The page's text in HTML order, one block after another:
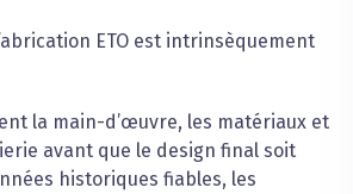
ETO est intrinsèquement
la main-d’œuvre, les matériaux et
avant que le design final soit
historiques fiables, les